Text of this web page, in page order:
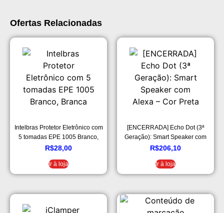
Ofertas Relacionadas
Intelbras Protetor Eletrônico com
5 tomadas EPE 1005 Branco,
Branca
R$28,00
Ir à loja
[ENCERRADA] Echo Dot (3ª
Geração): Smart Speaker com
Alexa – Cor Preta
R$206,10
Ir à loja